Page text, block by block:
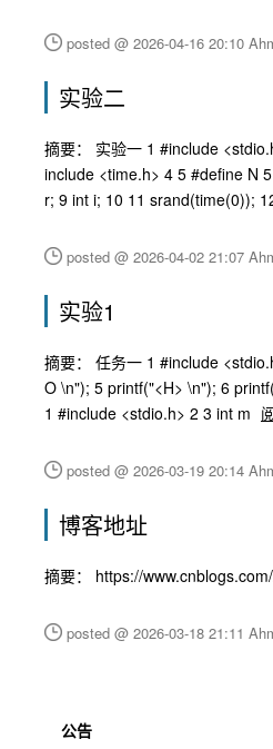
posted @ 2026-04-16 20:10
实验二
摘要： 实验一 1 #include
include <time.h> 4 5 #define N
r; 9 int i; 10 11 srand(time(0));
posted @ 2026-04-02 21:07
实验1
摘要： 任务一 1 #include
O \n"); 5 printf("<H> \n"); 6
1 #include <stdio.h> 2 3 int m
posted @ 2026-03-19 20:14
博客地址
摘要： https://
posted @ 2026-03-18 21:11
公告